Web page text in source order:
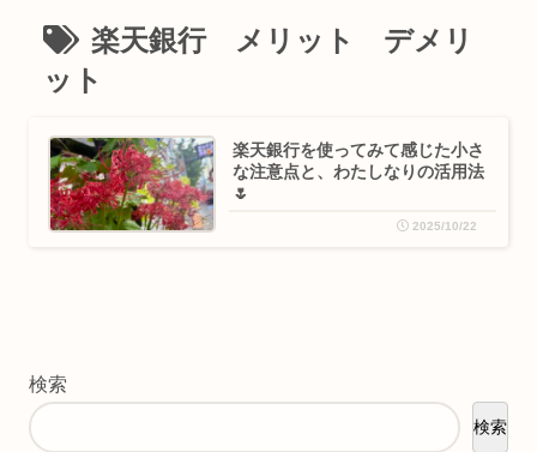
楽天銀行 メリット デメリ
ット
楽天銀行を使ってみて感じた小さ
な注意点と、わたしなりの活用法
🌷
2025/10/22
検索
検索